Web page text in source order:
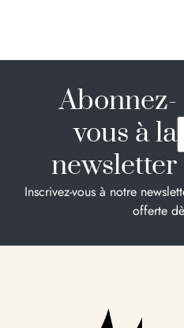
Abonnez-
vous à la
newsletter
Inscrivez-vous à notre
offerte